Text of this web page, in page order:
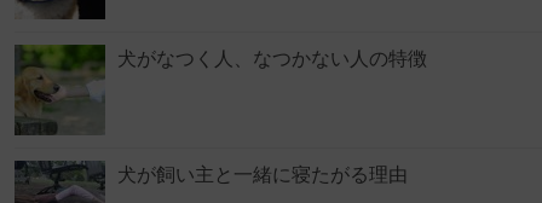
犬がなつく人、なつかない人の特徴
犬が飼い主と一緒に寝たがる理由